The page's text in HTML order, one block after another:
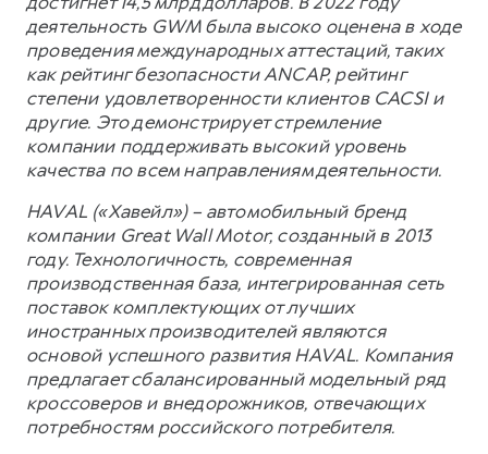
деятельность GWM была высоко оценена в ходе
проведения международных аттестаций, таких
как рейтинг безопасности ANCAP, рейтинг
степени удовлетворенности клиентов CACSI и
другие. Это демонстрирует стремление
компании поддерживать высокий уровень
качества по всем направлениям деятельности.
HAVAL («Хавейл») – автомобильный бренд
компании Great Wall Motor, созданный в 2013
году. Технологичность, современная
производственная база, интегрированная сеть
поставок комплектующих от лучших
иностранных производителей являются
основой успешного развития HAVAL. Компания
предлагает сбалансированный модельный ряд
кроссоверов и внедорожников, отвечающих
потребностям российского потребителя.